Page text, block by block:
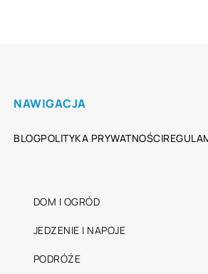
NAWIGACJA
BLOGPOLITYKA PRYWATNOŚCI
DOM I OGRÓD
JEDZENIE I NAPOJE
PODRÓŻE